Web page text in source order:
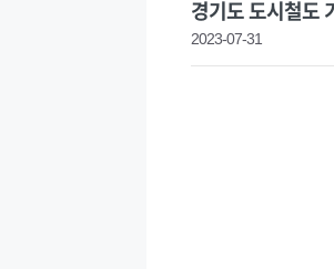
경기도 도시철도
2023-07-31